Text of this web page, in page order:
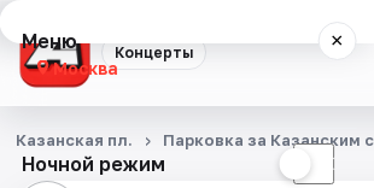
Концерты
Меню ×
Москва
Концерты
Ночной режим ☾
Казанская пл. Парковка за Казанским